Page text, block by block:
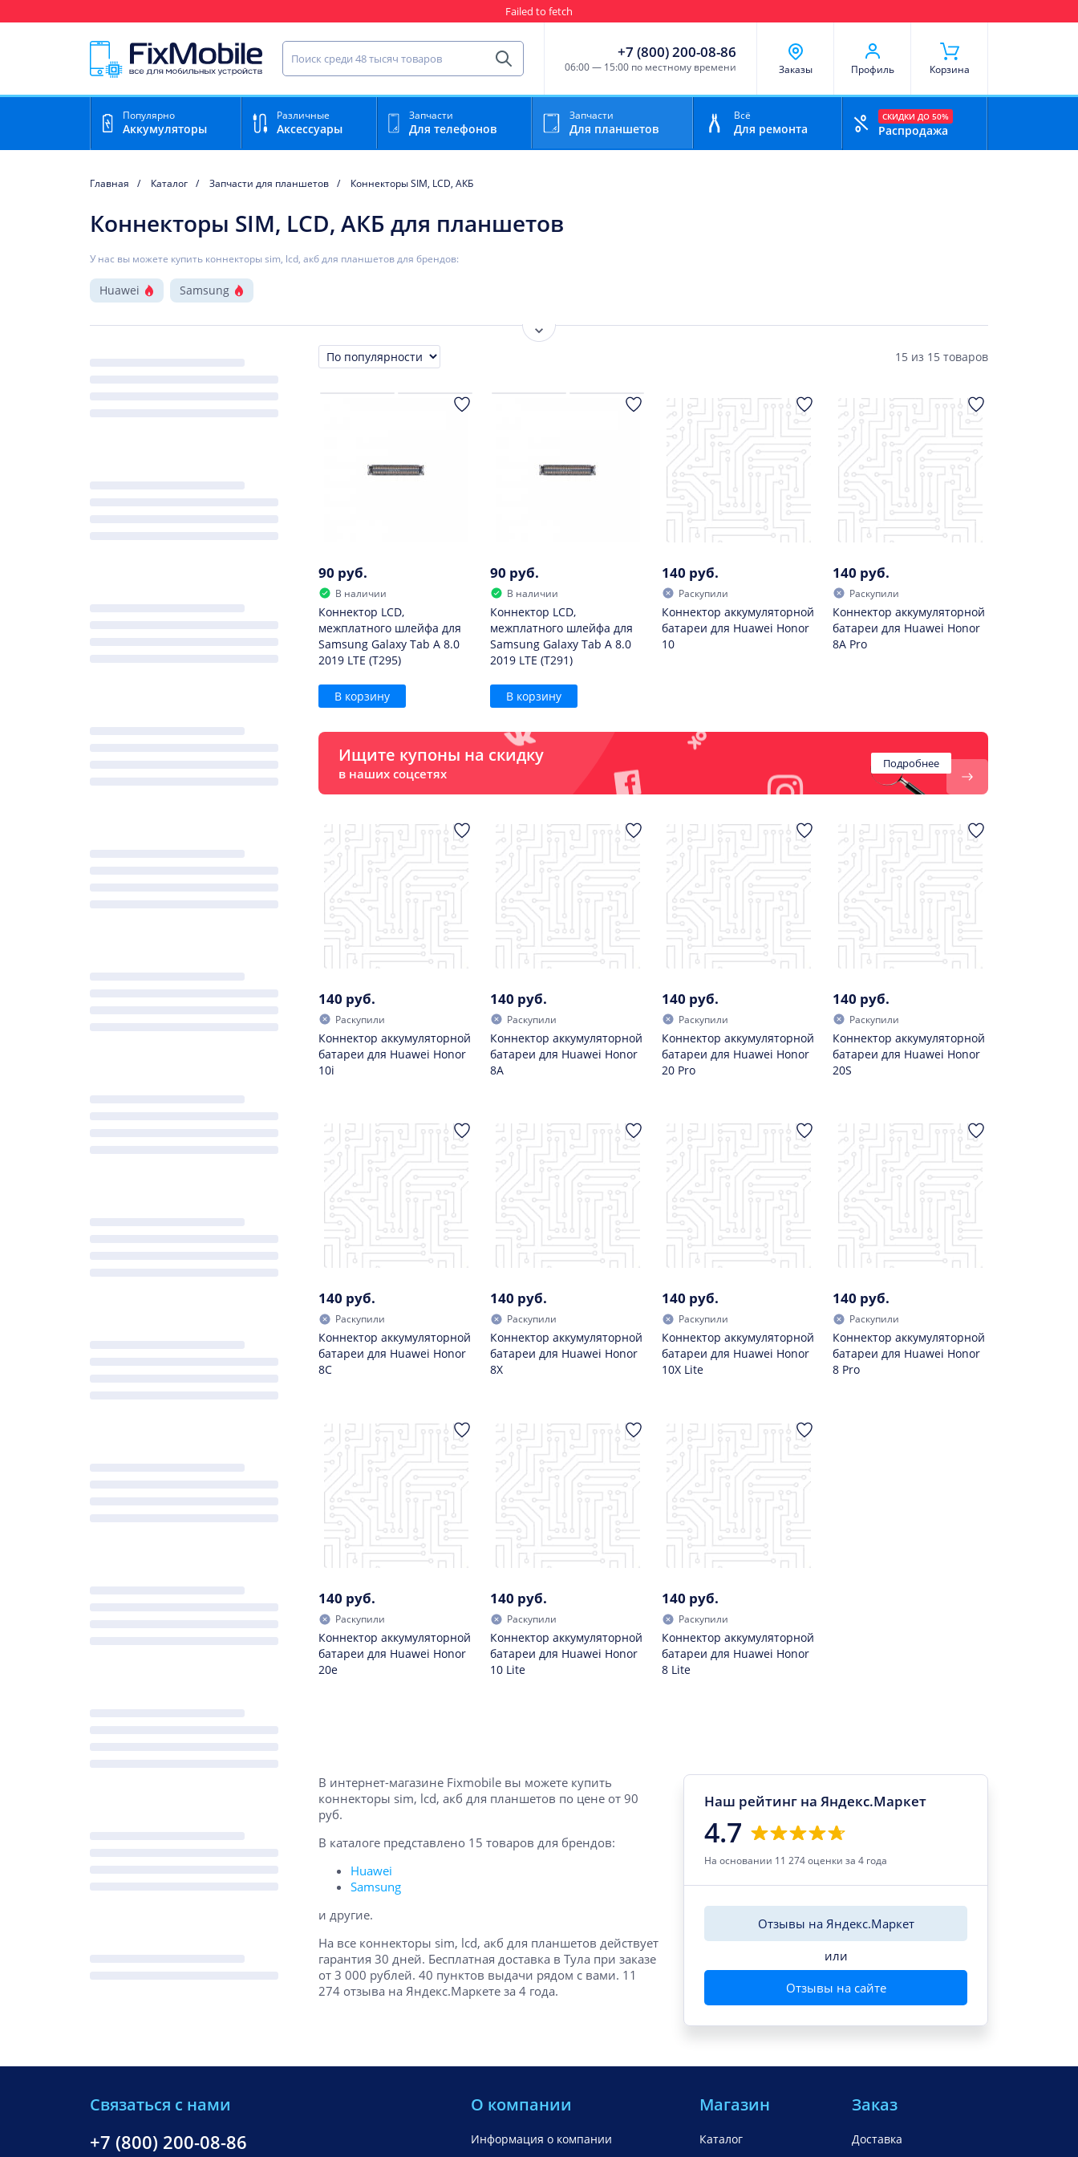
Найти запчасть для мобильного устройства
Найти
+7 (800) 200-08-86
06:00 — 15:00 по местному времени Заказы Профиль Корзина
Популярно
Аккумуляторы
Различные
Аксессуары
Запчасти
Для телефонов
Запчасти
Для планшетов
Всё
Для ремонта
СКИДКИ ДО 50%
Распродажа
Главная Каталог Запчасти для планшетов Коннекторы SIM, LCD, АКБ
Коннекторы SIM, LCD, АКБ для планшетов
У нас вы можете купить коннекторы sim, lcd, акб для планшетов для брендов:
Huawei Samsung
Показать ещё
Сортировка 15 из 15 товаров
90 руб.
В наличии
Коннектор LCD,
межплатного шлейфа для
Samsung Galaxy Tab A 8.0
2019 LTE (T295)
В корзину
90 руб.
В наличии
Коннектор LCD,
межплатного шлейфа для
Samsung Galaxy Tab A 8.0
2019 LTE (T291)
В корзину
140 руб.
Раскупили
Коннектор аккумуляторной
батареи для Huawei Honor
10
140 руб.
Раскупили
Коннектор аккумуляторной
батареи для Huawei Honor
8A Pro
Ищите купоны на скидку
в наших соцсетях
Подробнее
140 руб.
Раскупили
Коннектор аккумуляторной
батареи для Huawei Honor
10i
140 руб.
Раскупили
Коннектор аккумуляторной
батареи для Huawei Honor
8A
140 руб.
Раскупили
Коннектор аккумуляторной
батареи для Huawei Honor
20 Pro
140 руб.
Раскупили
Коннектор аккумуляторной
батареи для Huawei Honor
20S
140 руб.
Раскупили
Коннектор аккумуляторной
батареи для Huawei Honor
8C
140 руб.
Раскупили
Коннектор аккумуляторной
батареи для Huawei Honor
8X
140 руб.
Раскупили
Коннектор аккумуляторной
батареи для Huawei Honor
10X Lite
140 руб.
Раскупили
Коннектор аккумуляторной
батареи для Huawei Honor
8 Pro
140 руб.
Раскупили
Коннектор аккумуляторной
батареи для Huawei Honor
20e
140 руб.
Раскупили
Коннектор аккумуляторной
батареи для Huawei Honor
10 Lite
140 руб.
Раскупили
Коннектор аккумуляторной
батареи для Huawei Honor
8 Lite
Наш рейтинг на Яндекс.Маркет
4.7
На основании 11 274 оценки за 4 года
Отзывы на Яндекс.Маркет
или
Отзывы на сайте
В интернет-магазине Fixmobile вы можете купить
коннекторы sim, lcd, акб для планшетов по цене от 90
руб.
В каталоге представлено 15 товаров для брендов:
Huawei
Samsung
и другие.
На все коннекторы sim, lcd, акб для планшетов действует
гарантия 30 дней. Бесплатная доставка в Тула при заказе
от 3 000 рублей. 40 пунктов выдачи рядом с вами. 11
274 отзыва на Яндекс.Маркете за 4 года.
Связаться с нами
+7 (800) 200-08-86
О компании
Информация о компании
Магазин
Каталог
Заказ
Доставка